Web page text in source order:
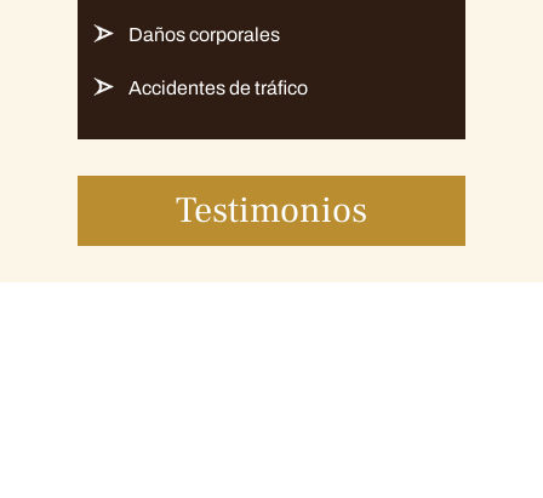
Daños corporales
Accidentes de tráfico
Testimonios